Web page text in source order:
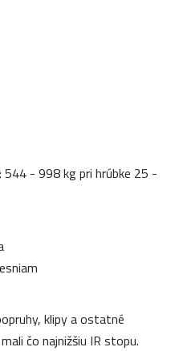
- 998 kg pri hrúbke 25 -
klipy a ostatné
čo najnižšiu IR stopu.